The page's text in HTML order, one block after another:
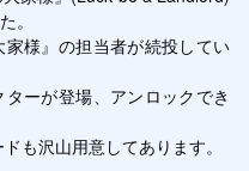
。
様』の担当者が続投してい
ーが登場、アンロックでき
も沢山用意してあります。